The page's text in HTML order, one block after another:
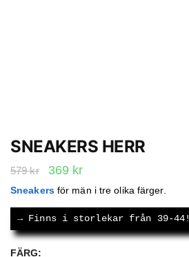
SNEAKERS HERR
579kr
Det
ursprungliga
priset
var:
579 kr.
369 krDet
nuvarande
priset
är:
369 kr.
Sneakersför män i tre olika färger.
→ Finns i storlekar från 39-44!
FÄRG: